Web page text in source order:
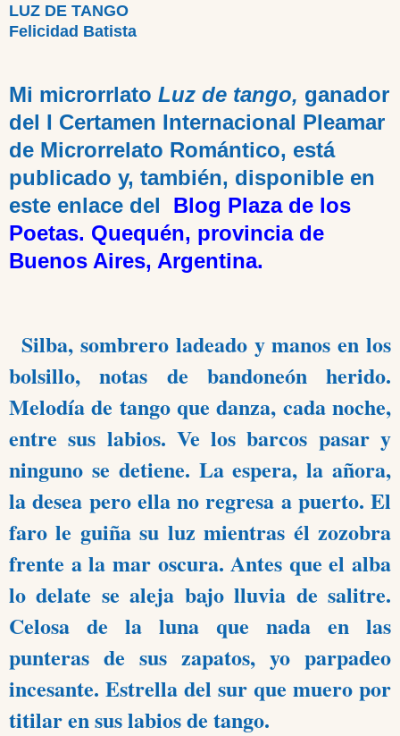
LUZ DE TANGO
Felicidad Batista
Mi microrrlato Luz de tango, ganador
del I Certamen Internacional Pleamar
de Microrrelato Romántico, está
publicado y, también, disponible en
este enlace del Blog Plaza de los
Poetas. Quequén, provincia de
Buenos Aires, Argentina.
Silba, sombrero ladeado y manos en los
bolsillo, notas de bandoneón herido.
Melodía de tango que danza, cada noche,
entre sus labios. Ve los barcos pasar y
ninguno se detiene. La espera, la añora,
la desea pero ella no regresa a puerto. El
faro le guiña su luz mientras él zozobra
frente a la mar oscura. Antes que el alba
lo delate se aleja bajo lluvia de salitre.
Celosa de la luna que nada en las
punteras de sus zapatos, yo parpadeo
incesante. Estrella del sur que muero por
titilar en sus labios de tango.